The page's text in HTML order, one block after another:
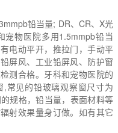
铅当量; DR、CR、X光
宠物医院多用1.5mmpb铅当
电动平开，推拉门，手动平
屏风、工业铅屏风、防护窗
测合格。牙科和宠物医院的
常见的铅玻璃观察窗尺寸为
规格，铅当量，表面材料等
射效果量身订做。如有其它